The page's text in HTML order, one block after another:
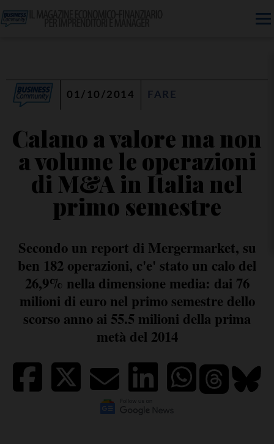
01/10/2014 FARE
Calano a valore ma non
a volume le operazioni
di M&A in Italia nel
primo semestre
Secondo un report di Mergermarket, su
ben 182 operazioni, c'e' stato un calo del
26,9% nella dimensione media: dai 76
milioni di euro nel primo semestre dello
scorso anno ai 55.5 milioni della prima
metà del 2014